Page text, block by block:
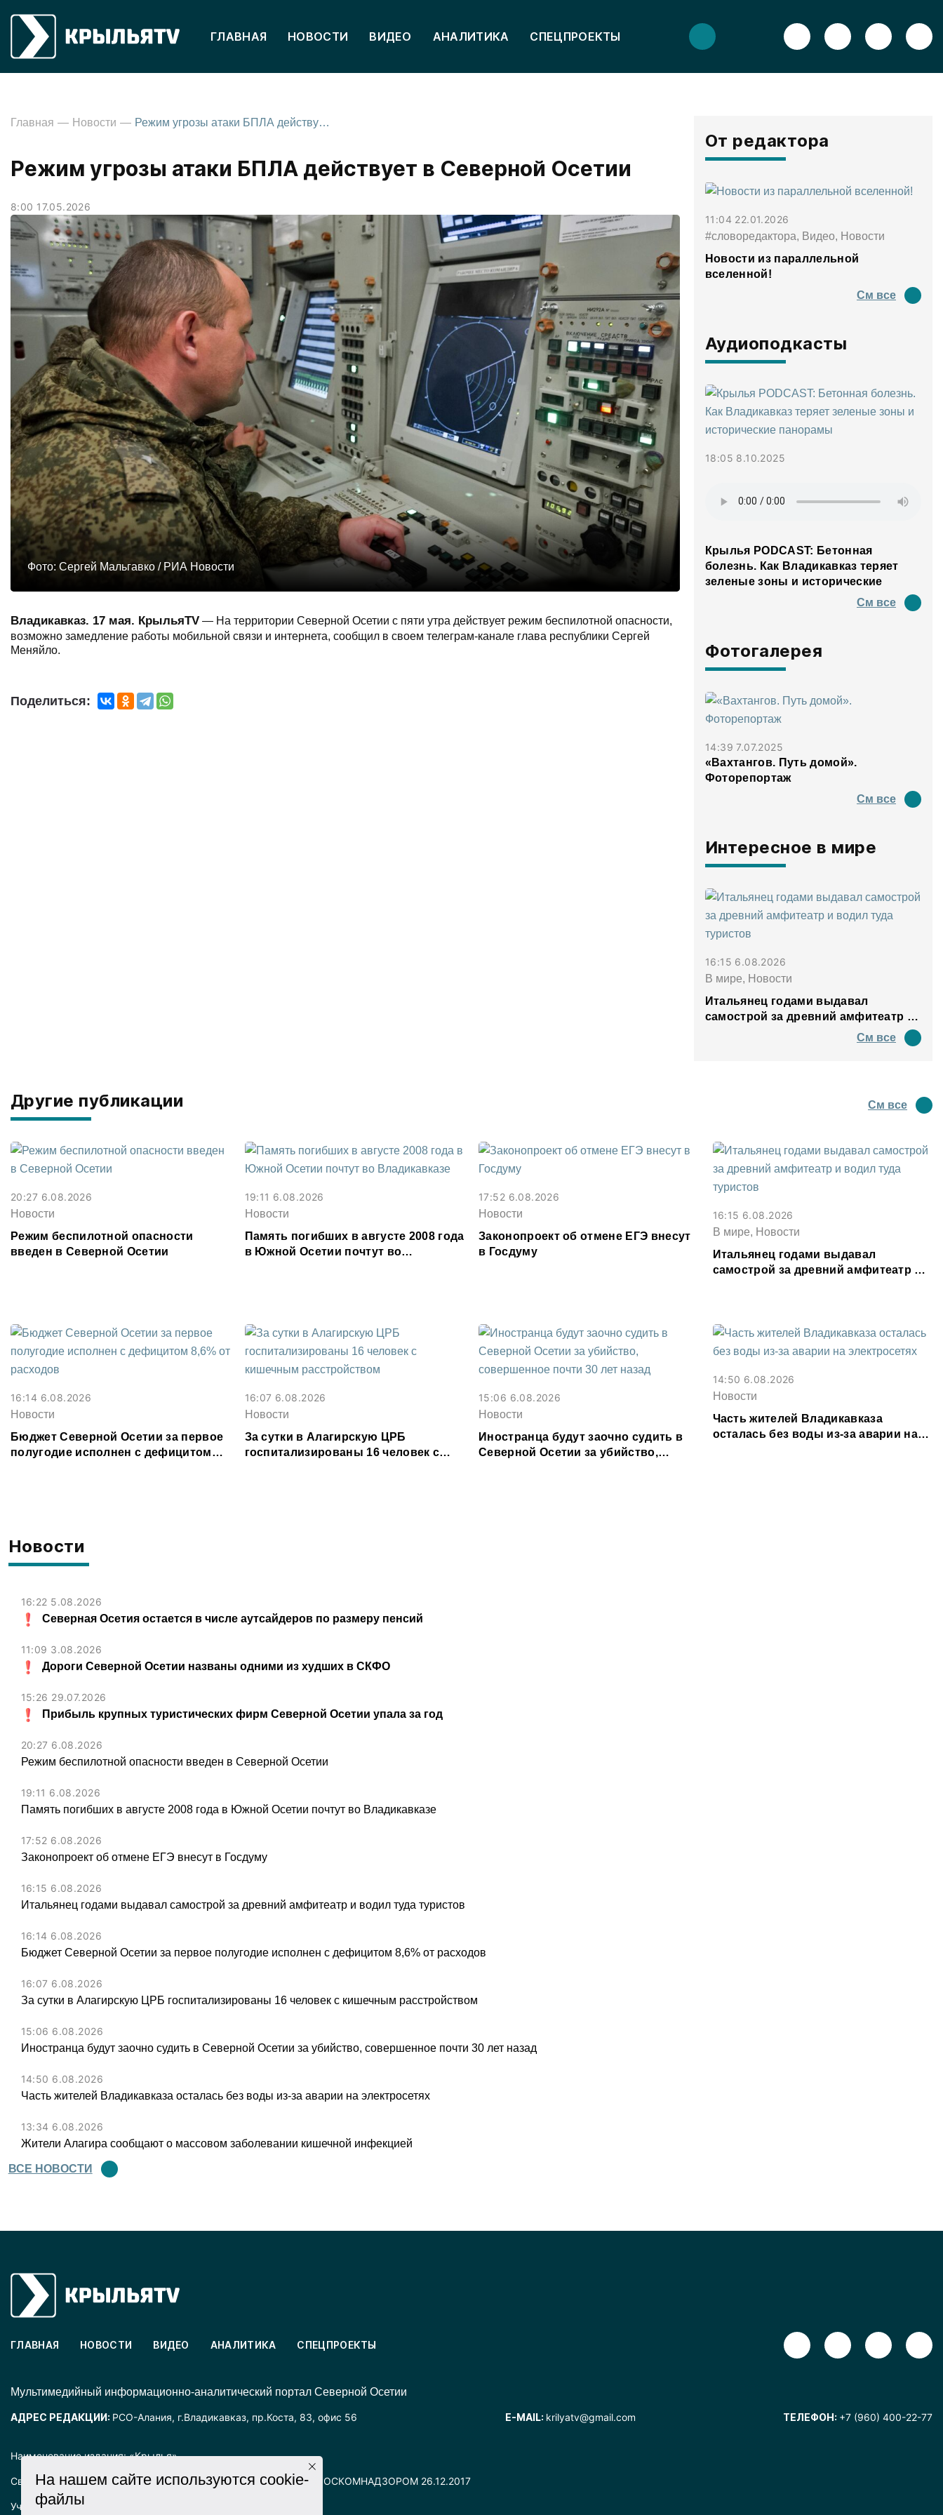
ГЛАВНАЯ НОВОСТИ ВИДЕО АНАЛИТИКА СПЕЦПРОЕКТЫ
Новости
16:22 5.08.2026
Северная Осетия остается в числе аутсайдеров по размеру пенсий
11:09 3.08.2026
Дороги Северной Осетии названы одними из худших в СКФО
15:26 29.07.2026
Прибыль крупных туристических фирм Северной Осетии упала за год
20:27 6.08.2026
Режим беспилотной опасности введен в Северной Осетии
19:11 6.08.2026
Память погибших в августе 2008 года в Южной Осетии почтут во Владикавказе
17:52 6.08.2026
Законопроект об отмене ЕГЭ внесут в Госдуму
16:15 6.08.2026
Итальянец годами выдавал самострой за древний амфитеатр и водил туда туристов
16:14 6.08.2026
Бюджет Северной Осетии за первое полугодие исполнен с дефицитом 8,6% от расходов
16:07 6.08.2026
За сутки в Алагирскую ЦРБ госпитализированы 16 человек с кишечным расстройством
15:06 6.08.2026
Иностранца будут заочно судить в Северной Осетии за убийство, совершенное почти 30 лет назад
14:50 6.08.2026
Часть жителей Владикавказа осталась без воды из-за аварии на электросетях
13:34 6.08.2026
Жители Алагира сообщают о массовом заболевании кишечной инфекцией
ВСЕ НОВОСТИ
Главная Новости Режим угрозы атаки БПЛА действует в Северной Осетии
Режим угрозы атаки БПЛА действует в Северной Осетии
8:00 17.05.2026
Фото: Сергей Мальгавко / РИА Новости
Владикавказ. 17 мая. КрыльяТV — На территории Северной Осетии с пяти утра действует режим беспилотной опасности,
возможно замедление работы мобильной связи и интернета, сообщил в своем телеграм-канале глава республики Сергей
Меняйло.
Поделиться:
От редактора
11:04 22.01.2026
#словоредактора, Видео, Новости
Новости из параллельной
вселенной!
См все
Аудиоподкасты
18:05 8.10.2025
Крылья PODCAST: Бетонная
болезнь. Как Владикавказ теряет
зеленые зоны и исторические
См все
Фотогалерея
14:39 7.07.2025
«Вахтангов. Путь домой».
Фоторепортаж
См все
Интересное в мире
16:15 6.08.2026
В мире, Новости
Итальянец годами выдавал
самострой за древний амфитеатр и
См все
Другие публикации См все
20:27 6.08.2026
Новости
Режим беспилотной опасности
введен в Северной Осетии
19:11 6.08.2026
Новости
Память погибших в августе 2008 года
в Южной Осетии почтут во
17:52 6.08.2026
Новости
Законопроект об отмене ЕГЭ внесут
в Госдуму
16:15 6.08.2026
В мире, Новости
Итальянец годами выдавал
самострой за древний амфитеатр и
16:14 6.08.2026
Новости
Бюджет Северной Осетии за первое
полугодие исполнен с дефицитом
16:07 6.08.2026
Новости
За сутки в Алагирскую ЦРБ
госпитализированы 16 человек с
15:06 6.08.2026
Новости
Иностранца будут заочно судить в
Северной Осетии за убийство,
14:50 6.08.2026
Новости
Часть жителей Владикавказа
осталась без воды из-за аварии на
Наименование издания: «Крылья».
Свидетельство о регистрации СМИ ЭЛ № ФС77-72025 выдано РОСКОМНАДЗОРОМ 26.12.2017
Учредитель: ООО «Крылья».
ГЛАВНАЯ НОВОСТИ ВИДЕО АНАЛИТИКА СПЕЦПРОЕКТЫ
Mультимедийный информационно-аналитический портал Северной Осетии
АДРЕС РЕДАКЦИИ: РСО-Алания, г.Владикавказ, пр.Коста, 83, офис 56 E-MAIL: krilyatv@gmail.com ТЕЛЕФОН: +7 (960) 400-22-77
На нашем сайте используются cookie-
файлы